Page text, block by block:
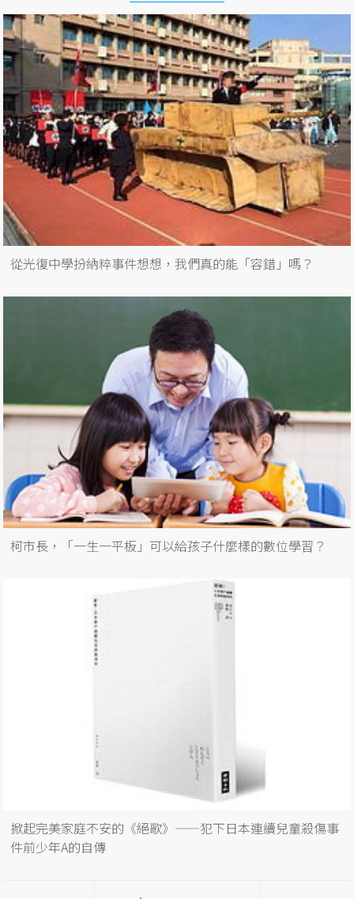
從光復中學扮納粹事件想想，我們真的能「容錯」嗎？
柯市長，「一生一平板」可以給孩子什麼樣的數位學習？
掀起完美家庭不安的《絕歌》——犯下日本連續兒童殺傷事
件前少年A的自傳